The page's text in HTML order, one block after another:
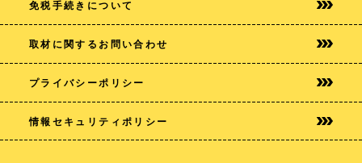
免税手続きについて
取材に関するお問い合わせ
プライバシーポリシー
情報セキュリティポリシー